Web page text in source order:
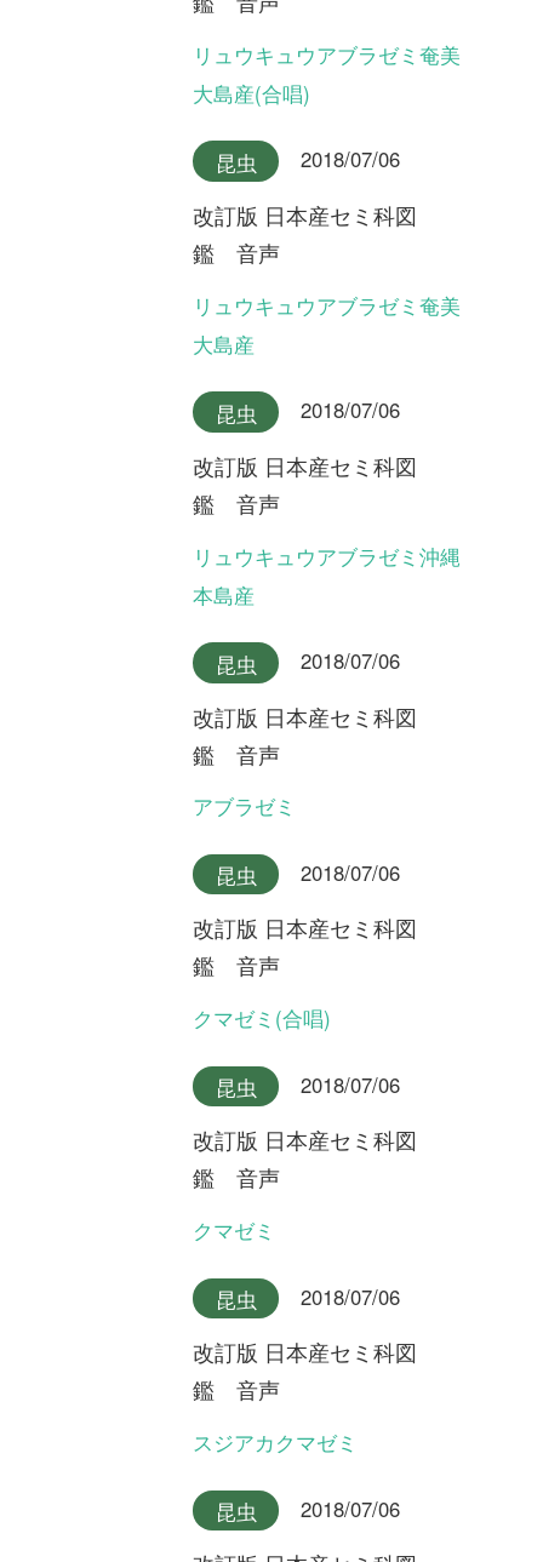
ヤクシマエゾゼミ
昆虫 2018/07/06
改訂版 日本産セミ科図
鑑 音声
エゾゼミ
鑑 音声
コエゾゼミ
昆虫 2018/07/06
改訂版 日本産セミ科図
チョウセンケナガニイニイ
昆虫
改訂版 日本産セミ科図
鑑 音声
イシガキニイニイ
昆虫 2018/07/06
改訂版 日本産セミ科図
鑑 音声
ミヤコニイニイ
改訂版 日本産セミ科図
鑑 音声
クロイワニイニイ奄美大島産
昆虫 2018/07/06
鑑 音声
クロイワニイニイ沖縄本島産
昆虫 2018/07/06
改訂版 日本産セミ科図
昆虫 2018/07/06